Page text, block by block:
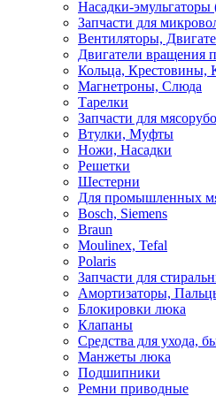
Насадки-
Запчасти для
Вентиляторы,
Двигатели вращения
Кольца, Крестовины,
Магнетроны, Слюда
Тарелки
Запчасти для
Втулки, Муфты
Ножи, Насадки
Решетки
Шестерни
Для промышленных
Bosch, Siemens
Braun
Moulinex, Tefal
Polaris
Запчасти для
Амортизаторы,
Блокировки люка
Клапаны
Средства для ухода,
Манжеты люка
Подшипники
Ремни приводные